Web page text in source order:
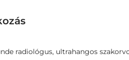
radiológus, ultrahangos